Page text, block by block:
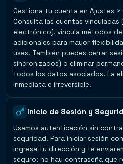
Gestiona tu cuenta en Ajustes >
Consulta las cuentas vinculadas
electrónico), vincula métodos
adicionales para mayor
uses. También puedes cerrar
sincronizados) o eliminar
todos los datos asociados. La
inmediata e irreversible.
Inicio de Sesión y
Usamos autenticación sin
seguridad. Para iniciar sesión
ingresa tu dirección y te
seguro: no hay contraseña que